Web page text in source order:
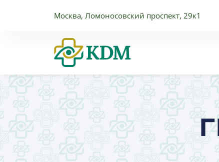
Москва, Ломоносовский проспект, 29к1